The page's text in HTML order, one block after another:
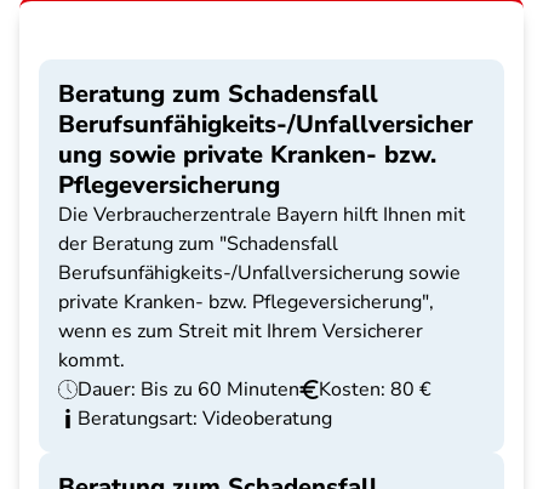
Beratung zum Schadensfall
Berufsunfähigkeits-/Unfallversicher
ung sowie private Kranken- bzw.
Pflegeversicherung
Die Verbraucherzentrale Bayern hilft Ihnen mit
der Beratung zum "Schadensfall
Berufsunfähigkeits-/Unfallversicherung sowie
private Kranken- bzw. Pflegeversicherung",
wenn es zum Streit mit Ihrem Versicherer
kommt.
Dauer: Bis zu 60 Minuten
Kosten: 80 €
Beratungsart: Videoberatung